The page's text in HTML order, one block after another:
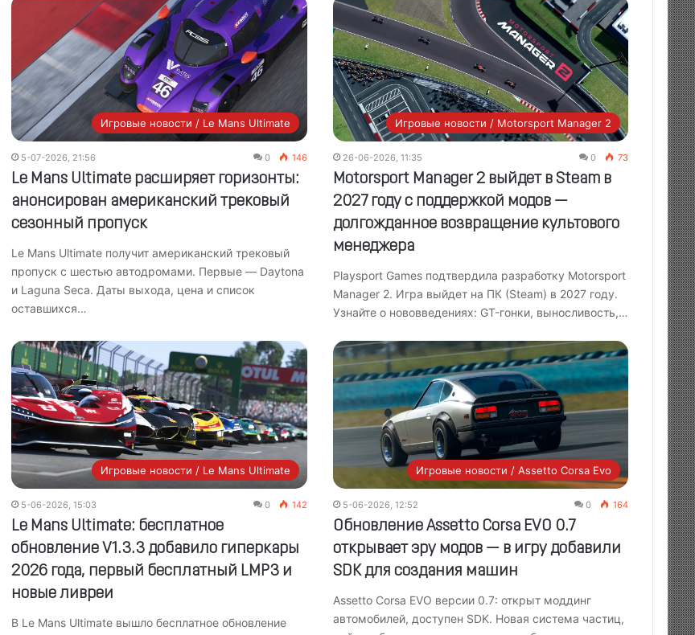
Игровые новости / Le Mans Ultimate
5-07-2026, 21:56 0 146
Le Mans Ultimate расширяет горизонты:
анонсирован американский трековый
сезонный пропуск
Le Mans Ultimate получит американский трековый
пропуск с шестью автодромами. Первые — Daytona
и Laguna Seca. Даты выхода, цена и список
оставшихся…
Игровые новости / Motorsport Manager 2
26-06-2026, 11:35 0 73
Motorsport Manager 2 выйдет в Steam в
2027 году с поддержкой модов —
долгожданное возвращение культового
менеджера
Playsport Games подтвердила разработку Motorsport
Manager 2. Игра выйдет на ПК (Steam) в 2027 году.
Узнайте о нововведениях: GT-гонки, выносливость,…
Игровые новости / Le Mans Ultimate
5-06-2026, 15:03 0 142
Le Mans Ultimate: бесплатное
обновление V1.3.3 добавило гиперкары
2026 года, первый бесплатный LMP3 и
новые ливреи
В Le Mans Ultimate вышло бесплатное обновление
Игровые новости / Assetto Corsa Evo
5-06-2026, 12:52 0 164
Обновление Assetto Corsa EVO 0.7
открывает эру модов — в игру добавили
SDK для создания машин
Assetto Corsa EVO версии 0.7: открыт моддинг
автомобилей, доступен SDK. Новая система частиц,